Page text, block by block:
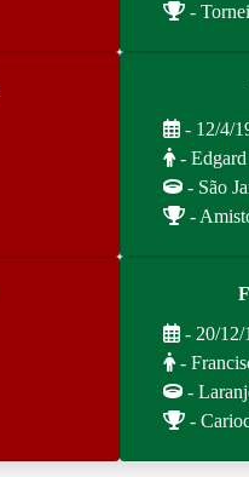
-
- 12/4/
- Edgard
- São
-
- 20/12/
-
-
-